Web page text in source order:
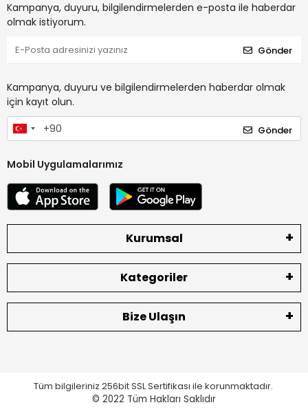
Kampanya, duyuru, bilgilendirmelerden e-posta ile haberdar
olmak istiyorum.
Gönder
Kampanya, duyuru ve bilgilendirmelerden haberdar olmak
için kayıt olun.
Gönder
Mobil Uygulamalarımız
Kurumsal
Kategoriler
Bize Ulaşın
Tüm bilgileriniz 256bit SSL Sertifikası ile korunmaktadır.
© 2022 Tüm Hakları Saklıdır